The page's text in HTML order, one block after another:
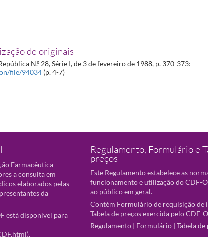
de originais
N.º 28, Série I, de 3 de fevereiro de 1988, p. 370-373:
file/94034 (p. 4-7)
Farmacêutica
a consulta em
elaborados pelas
da
está disponivel para
).
Regulamento, Formulário e
preços
Este Regulamento estabelece as
funcionamento e utilização do CDF-
ao público em geral.
Contém Formulário de requisição de
Tabela de preços exercida pelo CDF-
Regulamento | Formulário | Tabela